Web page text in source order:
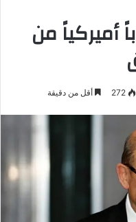
أميركياً من
272 أقل من دقيقة